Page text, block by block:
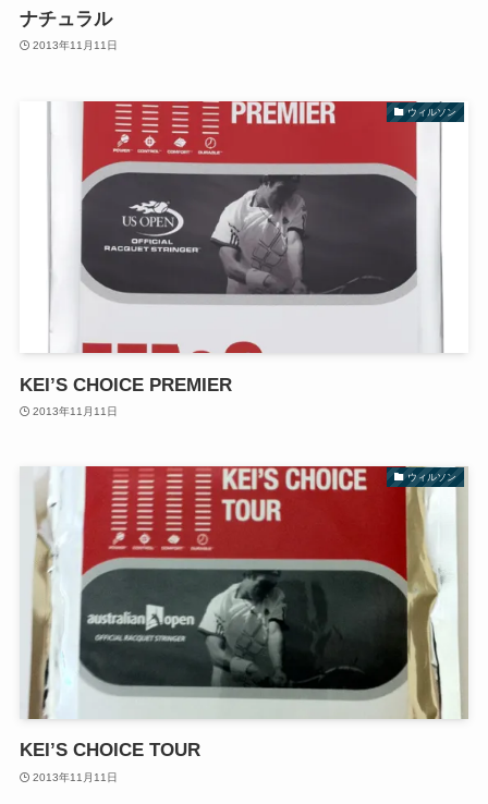
ナチュラル
2013年11月11日
ウィルソン
KEI’S CHOICE PREMIER
2013年11月11日
ウィルソン
KEI’S CHOICE TOUR
2013年11月11日